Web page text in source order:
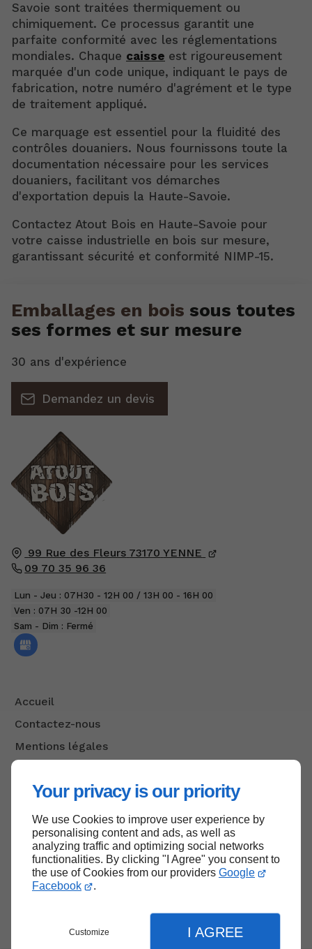
Your privacy is our priority
We use Cookies to improve user experience by
personalising content and ads, as well as
analyzing traffic and optimizing social networks
functionalities. By clicking "I Agree" you consent to
the use of Cookies from our providers Google
Facebook
.
Customize I AGREE
Savoie sont traitées thermiquement ou
chimiquement. Ce processus garantit une
parfaite conformité avec les réglementations
mondiales. Chaque caisse est rigoureusement
marquée d'un code unique, indiquant le pays de
fabrication, notre numéro d'agrément et le type
de traitement appliqué.
Ce marquage est essentiel pour la fluidité des
contrôles douaniers. Nous fournissons toute la
documentation nécessaire pour les services
douaniers, facilitant vos démarches
d'exportation depuis la Haute-Savoie.
Contactez Atout Bois en Haute-Savoie pour
votre caisse industrielle en bois sur mesure,
garantissant sécurité et conformité NIMP-15.
99 Rue des Fleurs 73170 YENNE
09 70 35 96 36
Lun - Jeu : 07H30 - 12H 00 / 13H 00 - 16H 00
Ven : 07H 30 -12H 00
Sam - Dim : Fermé
Accueil
Contactez-nous
Mentions légales
Emballages en bois sous toutes
ses formes et sur mesure
30 ans d'expérience
Demandez un devis
Haut de page